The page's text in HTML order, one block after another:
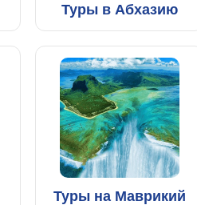
Туры в Абхазию
Туры на Маврикий